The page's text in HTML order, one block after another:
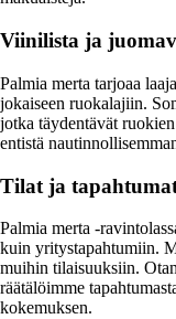
Viinilista ja
Palmia merta tarjoaa
jokaiseen ruokalajiin.
jotka täydentävät
entistä
Tilat ja
Palmia merta -
kuin yritystapahtumiin.
muihin tilaisuuksiin.
räätälöimme
kokemuksen.